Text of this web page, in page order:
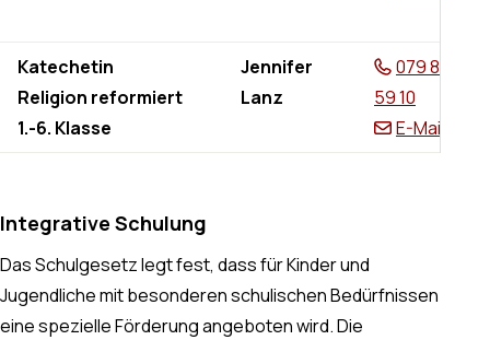
Katechetin
Religion reformiert
1.-6. Klasse
Jennifer
Lanz
079 894
59 10
E-Mail
Integrative Schulung
Das Schulgesetz legt fest, dass für Kinder und
Jugendliche mit besonderen schulischen Bedürfnissen
eine spezielle Förderung angeboten wird. Die